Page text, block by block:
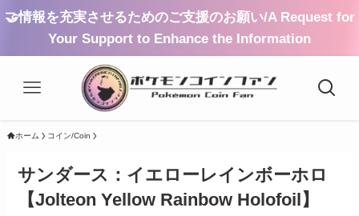
🤝情報を充実させるためのご支援のお願い/A Request for
Your Support to Enhance the Information
ホーム コイン/Coin
サンダース：イエローレインボーホロ
【Jolteon Yellow Rainbow Holofoil】